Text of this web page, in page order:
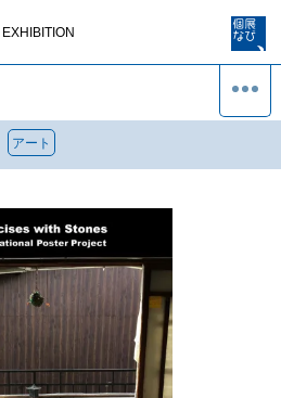
EXHIBITION
アート